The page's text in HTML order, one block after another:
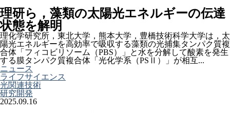
理研ら，藻類の太陽光エネルギーの伝達
状態を解明
理化学研究所，東北大学，熊本大学，豊橋技術科学大学は，太
陽光エネルギーを高効率で吸収する藻類の光捕集タンパク質複
合体「フィコビリソーム（PBS）」と水を分解して酸素を発生
する膜タンパク質複合体「光化学系（PSⅡ）」が相互...
ニュース
ライフサイエンス
光関連技術
研究開発
2025.09.16